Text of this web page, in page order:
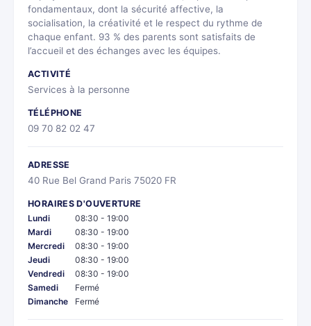
fondamentaux, dont la sécurité affective, la
socialisation, la créativité et le respect du rythme de
chaque enfant. 93 % des parents sont satisfaits de
l’accueil et des échanges avec les équipes.
ACTIVITÉ
Services à la personne
TÉLÉPHONE
09 70 82 02 47
ADRESSE
40 Rue Bel Grand Paris 75020 FR
HORAIRES D'OUVERTURE
Lundi
08:30 - 19:00
Mardi
08:30 - 19:00
Mercredi
08:30 - 19:00
Jeudi
08:30 - 19:00
Vendredi
08:30 - 19:00
Samedi
Fermé
Dimanche
Fermé